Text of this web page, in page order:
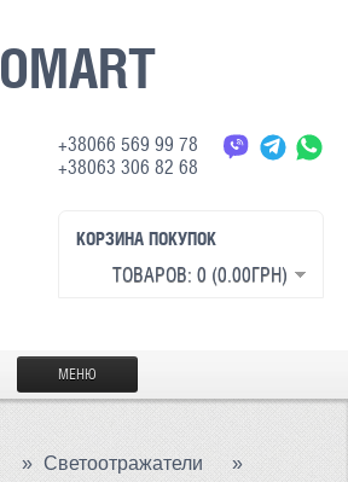
OMART
+38066 569 99 78
+38063 306 82 68
КОРЗИНА ПОКУПОК
ТОВАРОВ: 0 (0.00ГРН)
МЕНЮ
МАТЕРИАЛЫ
» Светоотражатели »